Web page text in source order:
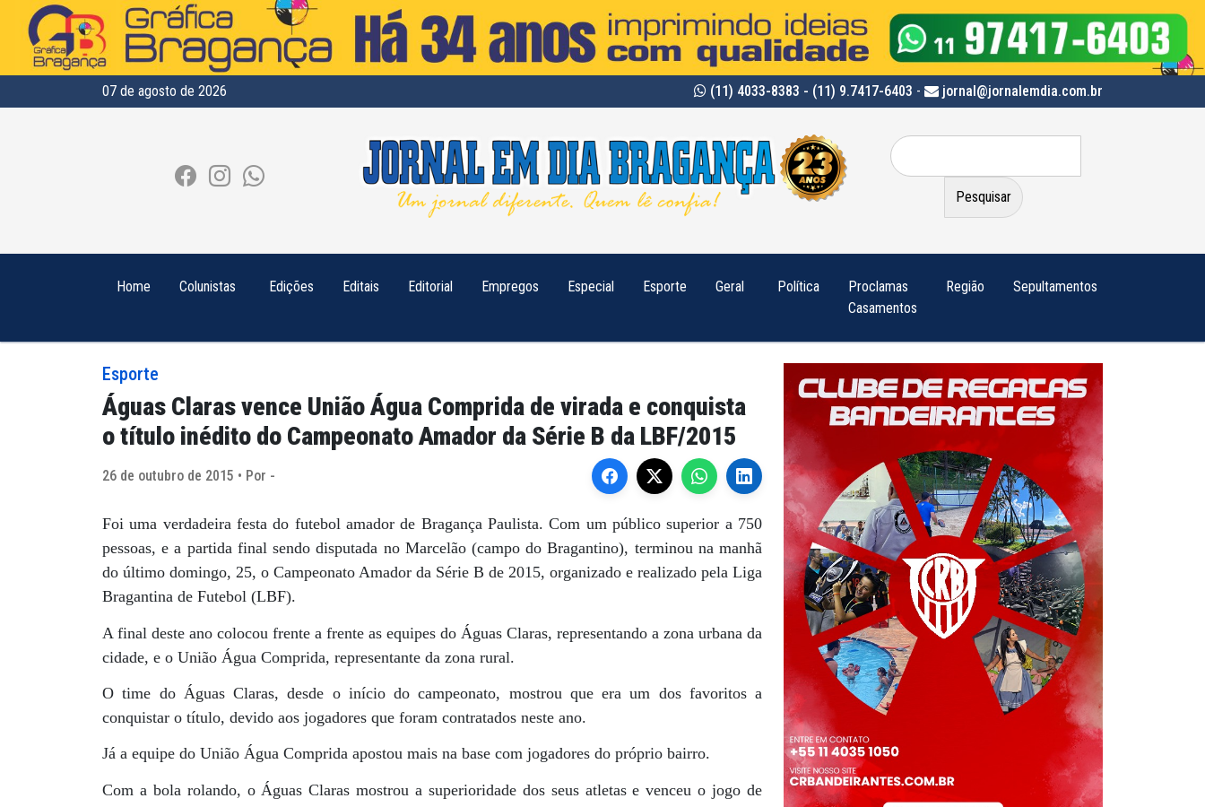
07 de agosto de 2026 (11) 4033-8383 - (11) 9.7417-6403 - jornal@jornalemdia.com.br
Pesquisar
por:
Home Colunistas Edições Editais Editorial Empregos Especial Esporte Geral Política
Proclamas
Casamentos
Região Sepultamentos
Esporte
Águas Claras vence União Água Comprida de virada e conquista
o título inédito do Campeonato Amador da Série B da LBF/2015
26 de outubro de 2015 • Por -
Foi uma verdadeira festa do futebol amador de Bragança Paulista. Com um público superior a 750
pessoas, e a partida final sendo disputada no Marcelão (campo do Bragantino), terminou na manhã
do último domingo, 25, o Campeonato Amador da Série B de 2015, organizado e realizado pela Liga
Bragantina de Futebol (LBF).
A final deste ano colocou frente a frente as equipes do Águas Claras, representando a zona urbana da
cidade, e o União Água Comprida, representante da zona rural.
O time do Águas Claras, desde o início do campeonato, mostrou que era um dos favoritos a
conquistar o título, devido aos jogadores que foram contratados neste ano.
Já a equipe do União Água Comprida apostou mais na base com jogadores do próprio bairro.
Com a bola rolando, o Águas Claras mostrou a superioridade dos seus atletas e venceu o jogo de